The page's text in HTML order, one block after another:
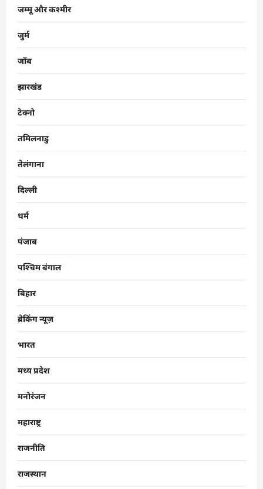
जम्मू और कश्मीर
जुर्म
जॉब
झारखंड
टेक्नो
तमिलनाडु
तेलंगाना
दिल्ली
धर्म
पंजाब
पश्चिम बंगाल
बिहार
ब्रेकिंग न्यूज़
भारत
मध्य प्रदेश
मनोरंजन
महाराष्ट्र
राजनीति
राजस्थान